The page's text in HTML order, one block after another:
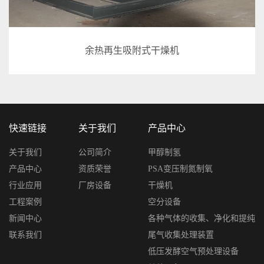
余热再生吸附式干燥机
快速链接
关于我们
产品中心
行业应用
工程案例
新闻中心
联系我们
关于我们
公司简介
资质荣誉
厂房设备
产品中心
甲醇制氢
PSA变压制氮制氧
干燥机
空分设备
各种气体的收集、净化和提纯
尾气收集处理装置
低压发酵空气预处理设备